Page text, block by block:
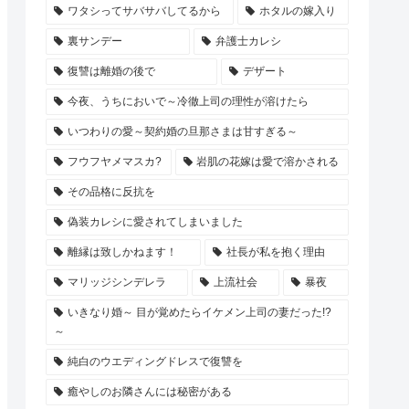
ワタシってサバサバしてるから ホタルの嫁入り
裏サンデー 弁護士カレシ
復讐は離婚の後で デザート
今夜、うちにおいで～冷徹上司の理性が溶けたら
いつわりの愛～契約婚の旦那さまは甘すぎる～
フウフヤメマスカ? 岩肌の花嫁は愛で溶かされる
その品格に反抗を
偽装カレシに愛されてしまいました
離縁は致しかねます！ 社長が私を抱く理由
マリッジシンデレラ 上流社会 暴夜
いきなり婚～ 目が覚めたらイケメン上司の妻だった!?
～
純白のウエディングドレスで復讐を
癒やしのお隣さんには秘密がある